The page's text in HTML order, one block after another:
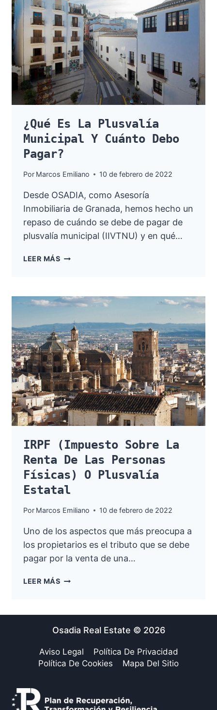
¿Qué Es La Plusvalía
Municipal Y Cuánto Debo
Pagar?
Por Marcos Emiliano 10 de febrero de 2022
Desde OSADIA, como Asesoría
Inmobiliaria de Granada, hemos hecho un
repaso de cuándo se debe de pagar de
plusvalía municipal (IIVTNU) y en qué…
LEER MÁS¿QUÉ
MUNICIPAL
CUÁNTO
DEBO
PAGAR?
IRPF (impuesto Sobre La
Renta De Las Personas
Físicas) O Plusvalía
Estatal
Por Marcos Emiliano 10 de febrero de 2022
Uno de los aspectos que más preocupa a
los propietarios es el tributo que se debe
pagar por la venta de una…
LEER MÁSIRPF
DE
PERSONAS
FÍSICAS)
ESTATAL
Osadia Real Estate © 2026
Aviso Legal
Política De Privacidad
Política De Cookies
Mapa Del Sitio